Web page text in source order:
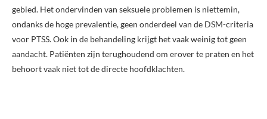
gebied. Het ondervinden van seksuele problemen is niettemin,
ondanks de hoge prevalentie, geen onderdeel van de DSM-criteria
voor PTSS. Ook in de behandeling krijgt het vaak weinig tot geen
aandacht. Patiënten zijn terughoudend om erover te praten en het
behoort vaak niet tot de directe hoofdklachten.